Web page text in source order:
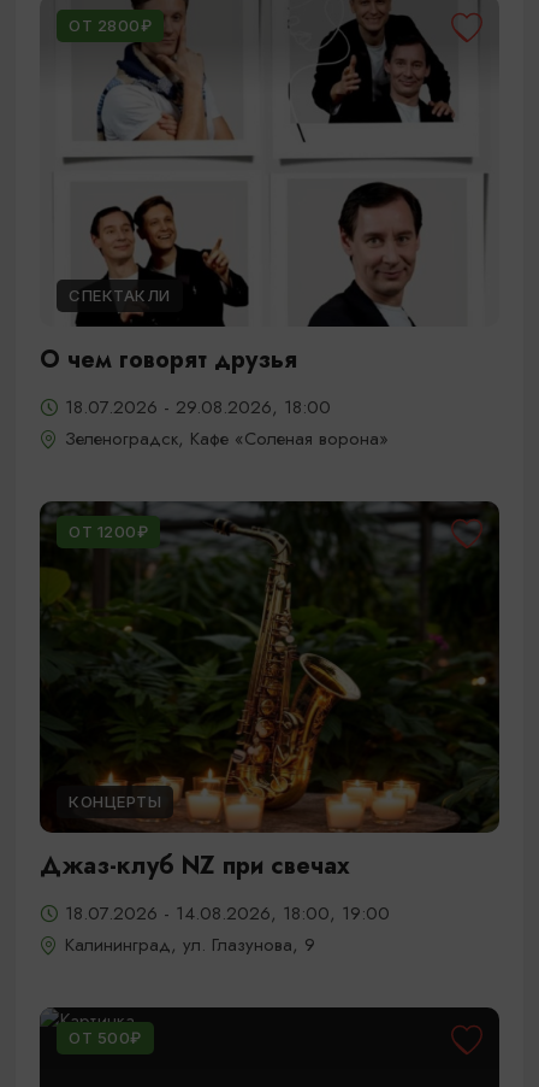
ОТ 2800₽
СПЕКТАКЛИ
О чем говорят друзья
18.07.2026 - 29.08.2026, 18:00
Зеленоградск, Кафе «Соленая ворона»
ОТ 1200₽
КОНЦЕРТЫ
Джаз-клуб NZ при свечах
18.07.2026 - 14.08.2026, 18:00, 19:00
Калининград, ул. Глазунова, 9
ОТ 500₽